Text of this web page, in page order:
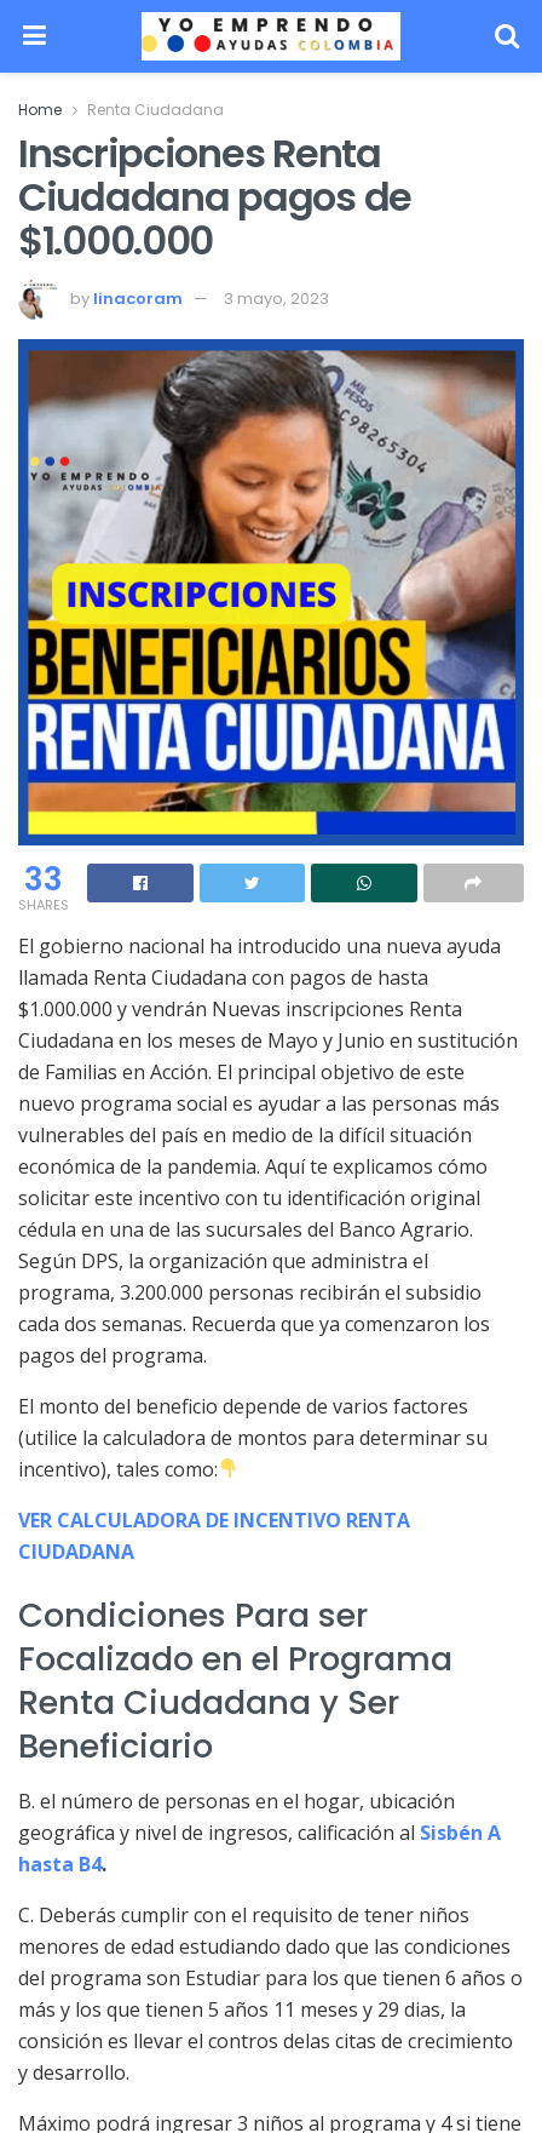
Home Renta Ciudadana
Inscripciones Renta
Ciudadana pagos de
$1.000.000
by linacoram 3 mayo, 2023
33
SHARES
El gobierno nacional ha introducido una nueva ayuda
llamada Renta Ciudadana con pagos de hasta
$1.000.000 y vendrán Nuevas inscripciones Renta
Ciudadana en los meses de Mayo y Junio en sustitución
de Familias en Acción. El principal objetivo de este
nuevo programa social es ayudar a las personas más
vulnerables del país en medio de la difícil situación
económica de la pandemia. Aquí te explicamos cómo
solicitar este incentivo con tu identificación original
cédula en una de las sucursales del Banco Agrario.
Según DPS, la organización que administra el
programa, 3.200.000 personas recibirán el subsidio
cada dos semanas. Recuerda que ya comenzaron los
pagos del programa.
El monto del beneficio depende de varios factores
(utilice la calculadora de montos para determinar su
incentivo), tales como:
VER CALCULADORA DE INCENTIVO RENTA
CIUDADANA
Condiciones Para ser
Focalizado en el Programa
Renta Ciudadana y Ser
Beneficiario
B. el número de personas en el hogar, ubicación
geográfica y nivel de ingresos, calificación al Sisbén A
hasta B4.
C. Deberás cumplir con el requisito de tener niños
menores de edad estudiando dado que las condiciones
del programa son Estudiar para los que tienen 6 años o
más y los que tienen 5 años 11 meses y 29 dias, la
consición es llevar el contros delas citas de crecimiento
y desarrollo.
Máximo podrá ingresar 3 niños al programa y 4 si tiene